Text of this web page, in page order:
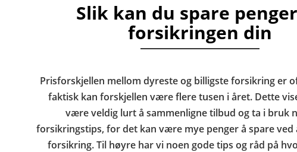
Slik kan du spare
forsikringen din
Prisforskjellen mellom dyreste og billigste forsikring er
faktisk kan forskjellen være flere tusen i året. Dette
være veldig lurt å sammenligne tilbud og ta i bruk
forsikringstips, for det kan være mye penger å spare ved
forsikring. Til høyre har vi noen gode tips og råd på